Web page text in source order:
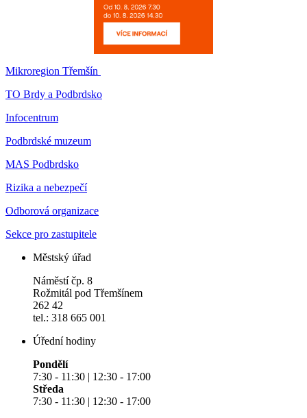
Mikroregion Třemšín
TO Brdy a Podbrdsko
Infocentrum
Podbrdské muzeum
MAS Podbrdsko
Rizika a nebezpečí
Odborová organizace
Sekce pro zastupitele
Městský úřad
Náměstí čp. 8
Rožmitál pod Třemšínem
262 42
tel.: 318 665 001
Úřední hodiny
Pondělí
7:30 - 11:30 | 12:30 - 17:00
Středa
7:30 - 11:30 | 12:30 - 17:00